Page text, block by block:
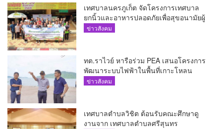
เทศบาลนครภูเก็ต จัดโครงการเทศบาล
ยกนิ้วและอาหารปลอดภัยเพื่อสุขอนามัยผู้
บริโภค
ข่าวสังคม
ทต.ราไวย์ หารือร่วม PEA เสนอโครงการ
พัฒนาระบบไฟฟ้าในพื้นที่เกาะโหลน
ข่าวสังคม
เทศบาลตำบลวิชิต ต้อนรับคณะศึกษาดู
งานจาก เทศบาลตำบลศรีสุนทร